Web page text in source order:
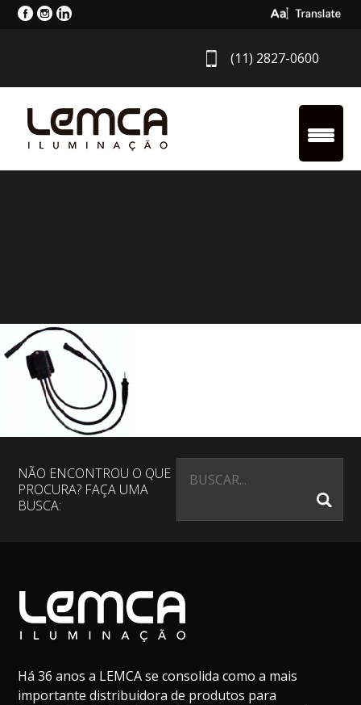
Select
(11) 2827-0600
NÃO ENCONTROU O QUE
PROCURA? FAÇA UMA
BUSCA:
Há 36 anos a LEMCA se consolida como a mais
importante distribuidora de produtos para